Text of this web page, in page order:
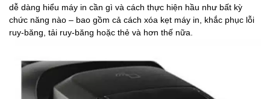
dễ dàng hiểu máy in cần gì và cách thực hiện hầu như bất kỳ
chức năng nào – bao gồm cả cách xóa kẹt máy in, khắc phục lỗi
ruy-băng, tải ruy-băng hoặc thẻ và hơn thế nữa.